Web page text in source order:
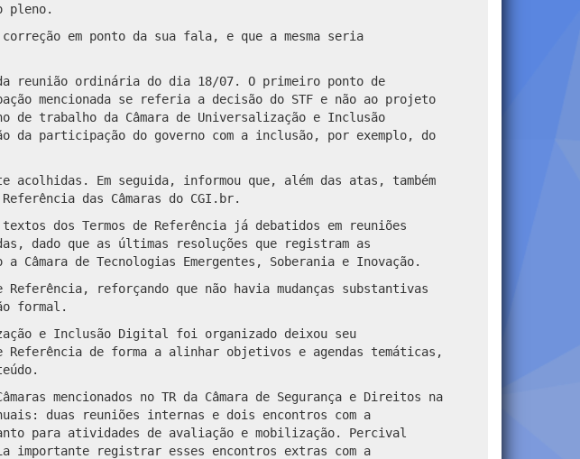
pleno.
em ponto da sua fala, e que a mesma seria
reunião ordinária do dia 18/07. O primeiro ponto de
mencionada se referia a decisão do STF e não ao projeto
de trabalho da Câmara de Universalização e Inclusão
da participação do governo com a inclusão, por exemplo, do
acolhidas. Em seguida, informou que, além das atas, também
das Câmaras do CGI.br.
dos Termos de Referência já debatidos em reuniões
dado que as últimas resoluções que registram as
Câmara de Tecnologias Emergentes, Soberania e Inovação.
reforçando que não havia mudanças substantivas
formal.
e Inclusão Digital foi organizado deixou seu
Referência de forma a alinhar objetivos e agendas temáticas,
mencionados no TR da Câmara de Segurança e Direitos na
duas reuniões internas e dois encontros com a
para atividades de avaliação e mobilização. Percival
importante registrar esses encontros extras com a